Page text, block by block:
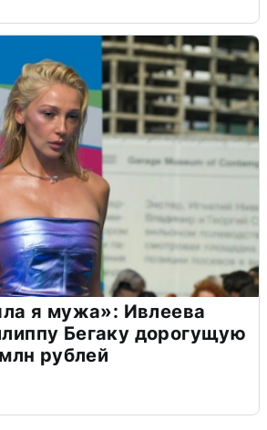
я мужа»: Ивлеева
Бегаку дорогущую
рублей